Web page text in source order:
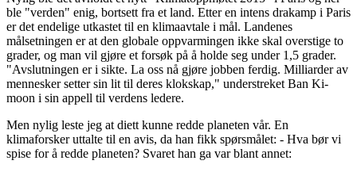
ble "verden" enig, bortsett fra et land. Etter en intens drakamp i Paris
er det endelige utkastet til en klimaavtale i mål. Landenes
målsetningen er at den globale oppvarmingen ikke skal overstige to
grader, og man vil gjøre et forsøk på å holde seg under 1,5 grader.
"Avslutningen er i sikte. La oss nå gjøre jobben ferdig. Milliarder av
mennesker setter sin lit til deres klokskap," understreket Ban Ki-
moon i sin appell til verdens ledere.
Men nylig leste jeg at diett kunne redde planeten vår. En
klimaforsker uttalte til en avis, da han fikk spørsmålet: - Hva bør vi
spise for å redde planeten? Svaret han ga var blant annet: